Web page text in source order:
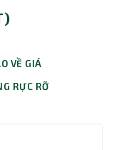
VỀ GIÁ
RỰC RỠ